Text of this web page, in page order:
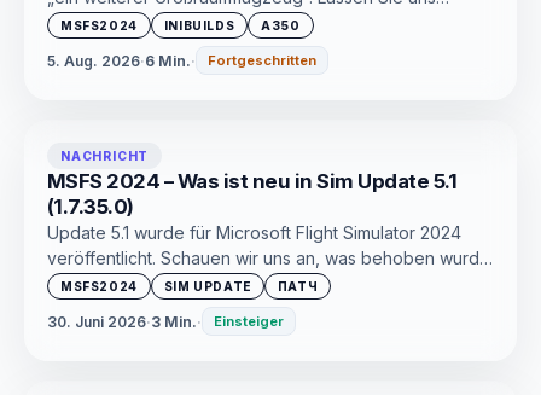
herausfinden, was drin ist, ob sich die Einnahme lohnt
und für wen es geeignet ist
MSFS2024 INIBUILDS A350
5. Aug. 2026·6 Min.· Fortgeschritten
NACHRICHT
MSFS 2024 – Was ist neu in Sim Update 5.1
(1.7.35.0)
Update 5.1 wurde für Microsoft Flight Simulator 2024
veröffentlicht. Schauen wir uns an, was behoben wurde:
von Stabilität und Elektrik auf Glas bis hin zu WASM-
Abstürzen auf ATR und Aerostar 600.
MSFS2024 SIM UPDATE ПАТЧ
30. Juni 2026·3 Min.· Einsteiger